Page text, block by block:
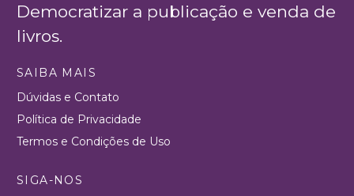
Democratizar a publicação e venda de
livros.
SAIBA MAIS
Dúvidas e Contato
Política de Privacidade
Termos e Condições de Uso
SIGA-NOS